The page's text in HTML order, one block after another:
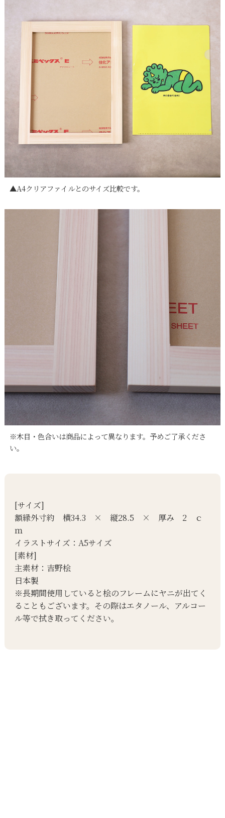
▲A4クリアファイルとのサイズ比較です。
※木目・色合いは商品によって異なります。予めご了承くださ
い。
[サイズ]
額縁外寸約 横34.3 × 縦28.5 × 厚み 2 ｃ
ｍ
イラストサイズ：A5サイズ
[素材]
主素材：吉野桧
日本製
※長期間使用していると桧のフレームにヤニが出てく
ることもございます。その際はエタノール、アルコー
ル等で拭き取ってください。